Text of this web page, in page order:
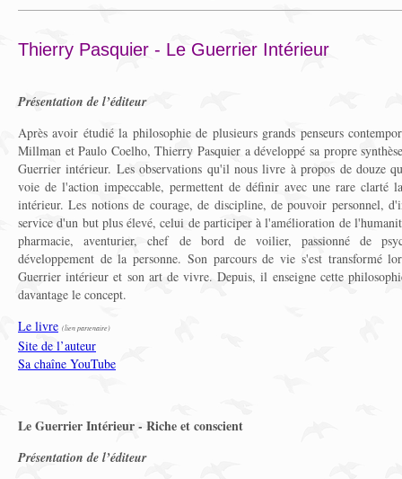
Thierry Pasquier - Le Guerrier Intérieur
Présentation de l’éditeur
Après avoir étudié la philosophie de plusieurs grands penseurs
Millman et Paulo Coelho, Thierry Pasquier a développé sa propre
Guerrier intérieur. Les observations qu'il nous livre à propos de douze
voie de l'action impeccable, permettent de définir avec une rare clarté
intérieur. Les notions de courage, de discipline, de pouvoir personnel,
service d'un but plus élevé, celui de participer à l'amélioration de
pharmacie, aventurier, chef de bord de voilier, passionné de
développement de la personne. Son parcours de vie s'est transformé
Guerrier intérieur et son art de vivre. Depuis, il enseigne cette
davantage le concept.
Le livre (lien partenaire)
Site de l’auteur
Sa chaîne YouTube
Le Guerrier Intérieur - Riche et conscient
Présentation de l’éditeur